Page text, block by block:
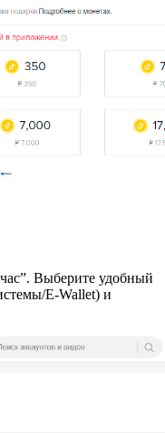
Выберите удобный
E-Wallet) и